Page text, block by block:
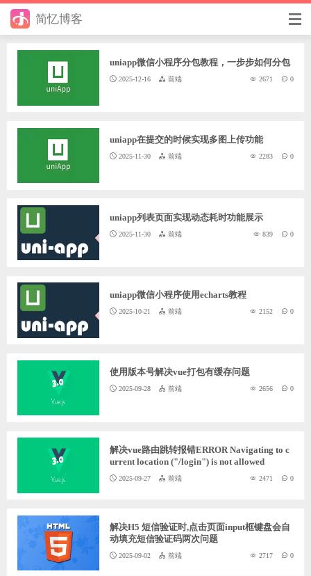
简忆博客
首页
其它
在线工具
优秀个人博客
省钱帮
ChatGPT
uniapp微信小程序分包教程，一步步如何分包
2025-12-16 前端 2671 0
uniapp在提交的时候实现多图上传功能
2025-11-30 前端 2283 0
uniapp列表页面实现动态耗时功能展示
2025-11-30 前端 839 0
uniapp微信小程序使用echarts教程
2025-10-21 前端 2152 0
使用版本号解决vue打包有缓存问题
2025-09-28 前端 2656 0
解决vue路由跳转报错ERROR Navigating to c
urrent location ("/login") is not allowed
2025-09-27 前端 2471 0
解决H5 短信验证时,点击页面input框键盘会自
动填充短信验证码两次问题
2025-09-02 前端 2717 0